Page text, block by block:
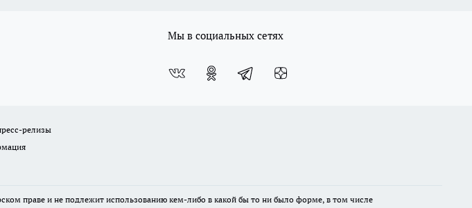
Мы в социальных сетях
релизы
праве и не подлежит использованию кем-либо в какой бы то ни было форме, в том числе